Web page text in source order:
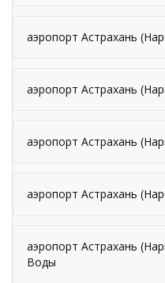
аэропорт Астрахань
аэропорт Астрахань
аэропорт Астрахань
аэропорт Астрахань
аэропорт Астрахань
Воды